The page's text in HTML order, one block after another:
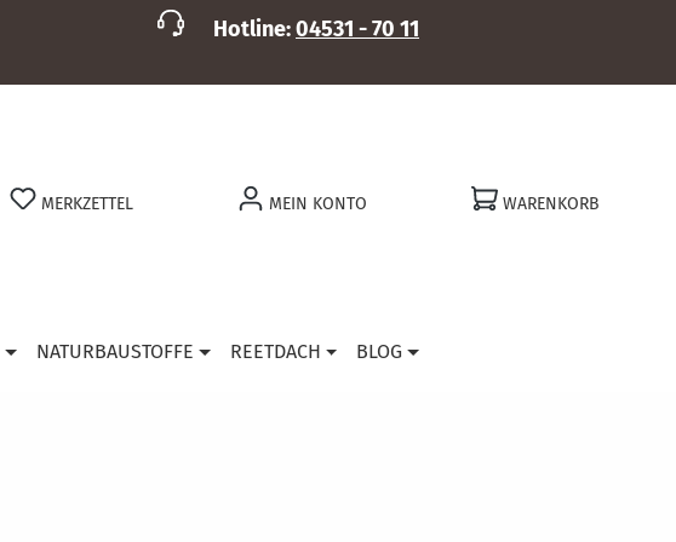
Hotline:04531 - 70 11
MERKZETTEL MEIN KONTO WARENKORB
NATURBAUSTOFFE REETDACH BLOG